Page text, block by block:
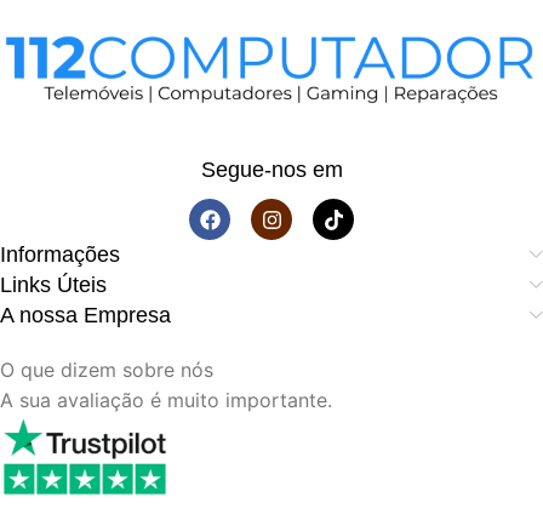
Segue-nos em
Informações
Links Úteis
A nossa Empresa
O que dizem sobre nós
A sua avaliação é muito importante.